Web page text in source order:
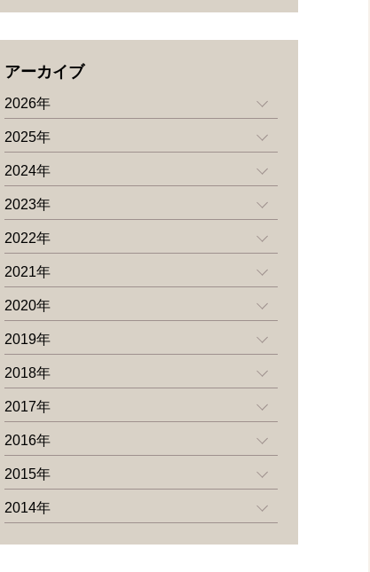
アーカイブ
2026年
2025年
2024年
2023年
2022年
2021年
2020年
2019年
2018年
2017年
2016年
2015年
2014年